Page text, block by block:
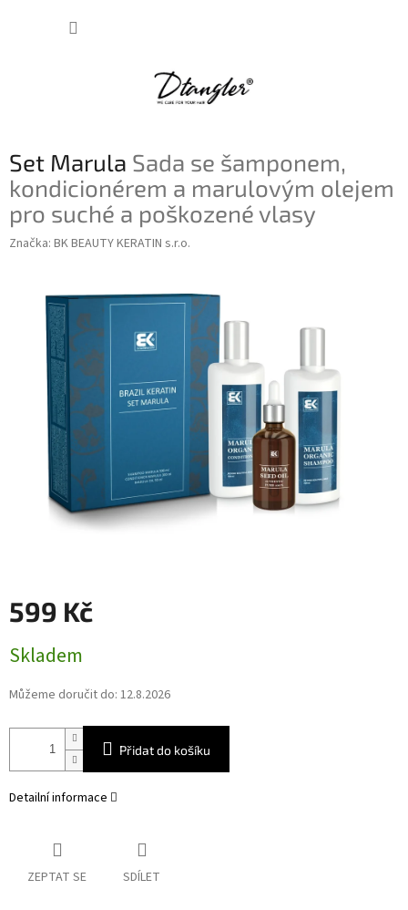
Set Marula Sada se šamponem,
kondicionérem a marulovým olejem
pro suché a poškozené vlasy
Značka: BK BEAUTY KERATIN s.r.o.
599 Kč
cena:
Skladem
Můžeme doručit do: 12.8.2026
Přidat do košíku
Detailní informace
ZEPTAT SE SDÍLET